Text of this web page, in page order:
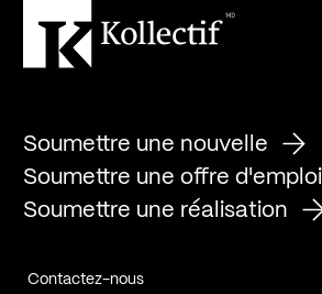
Soumettre une nouvelle
Soumettre une offre d'emploi
Soumettre une réalisation
Contactez-nous